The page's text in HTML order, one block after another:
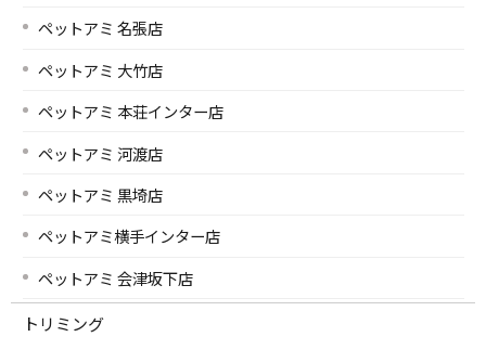
ペットアミ 名張店
ペットアミ 大竹店
ペットアミ 本荘インター店
ペットアミ 河渡店
ペットアミ 黒埼店
ペットアミ横手インター店
ペットアミ 会津坂下店
トリミング